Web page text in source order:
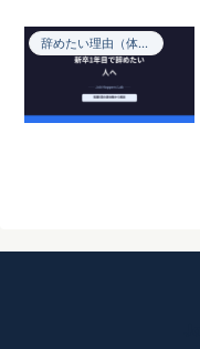
辞めたい理由（体験談）